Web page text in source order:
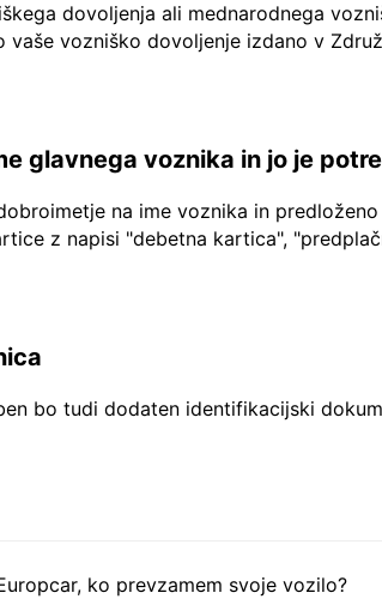
dovoljenja ali mednarodnega
vozniško dovoljenje izdano v
glavnega voznika in jo je
na ime voznika in
z napisi "debetna kartica",
bo tudi dodaten identifikacijski
ko prevzamem svoje vozilo?